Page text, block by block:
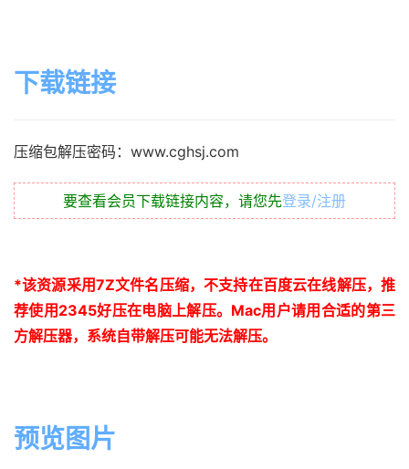
下载链接
压缩包解压密码：www.cghsj.com
要查看会员下载链接内容，请您先登录/注册
*该资源采用7Z文件名压缩，不支持在百度云在线解压，推
荐使用2345好压在电脑上解压。 Mac用户请用合适的第三
方解压器，系统自带解压可能无法解压。
预览图片